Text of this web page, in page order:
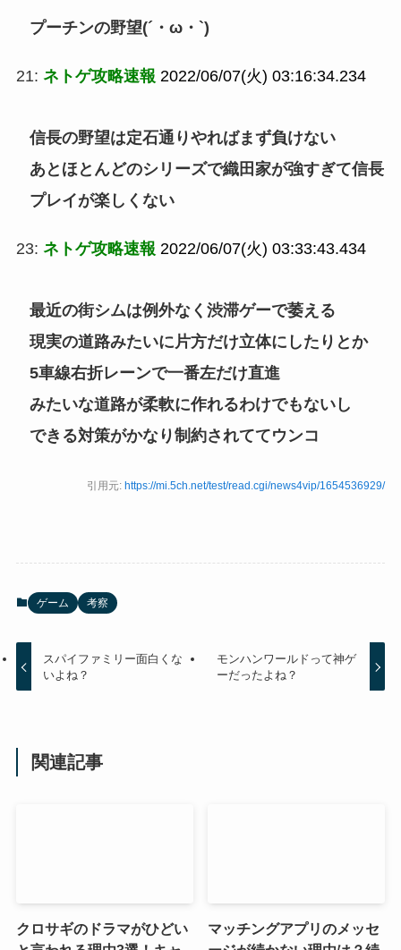
プーチンの野望(´・ω・`)
21: ネトゲ攻略速報 2022/06/07(火) 03:16:34.234
信長の野望は定石通りやればまず負けない
あとほとんどのシリーズで織田家が強すぎて信長
プレイが楽しくない
23: ネトゲ攻略速報 2022/06/07(火) 03:33:43.434
最近の街シムは例外なく渋滞ゲーで萎える
現実の道路みたいに片方だけ立体にしたりとか
5車線右折レーンで一番左だけ直進
みたいな道路が柔軟に作れるわけでもないし
できる対策がかなり制約されててウンコ
引用元: https://mi.5ch.net/test/read.cgi/news4vip/1654536929/
ゲーム 考察
スパイファミリー面白くな
いよね？
モンハンワールドって神ゲ
ーだったよね？
関連記事
クロサギのドラマがひどい
マッチングアプリのメッセ